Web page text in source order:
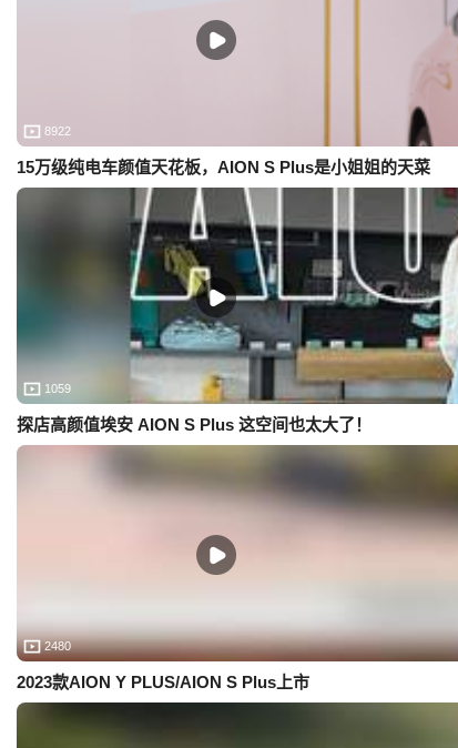
8922
15万级纯电车颜值天花板，AION S Plus是小姐姐的天菜
1059
探店高颜值埃安 AION S Plus 这空间也太大了！
2480
2023款AION Y PLUS/AION S Plus上市